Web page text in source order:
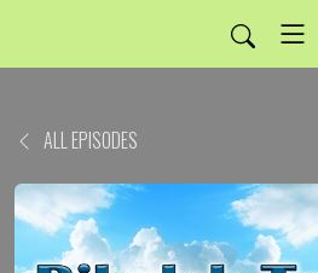
ALL EPISODES